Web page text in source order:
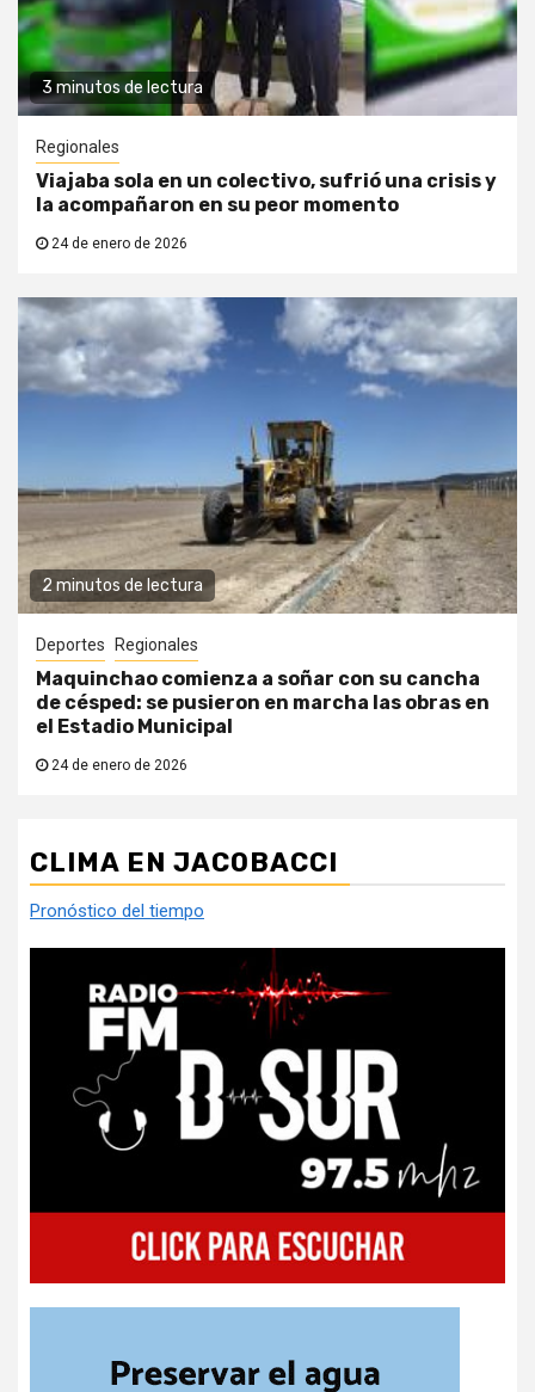
3 minutos de lectura
Regionales
Viajaba sola en un colectivo, sufrió una crisis y
la acompañaron en su peor momento
24 de enero de 2026
2 minutos de lectura
Deportes Regionales
Maquinchao comienza a soñar con su cancha
de césped: se pusieron en marcha las obras en
el Estadio Municipal
24 de enero de 2026
CLIMA EN JACOBACCI
Pronóstico del tiempo